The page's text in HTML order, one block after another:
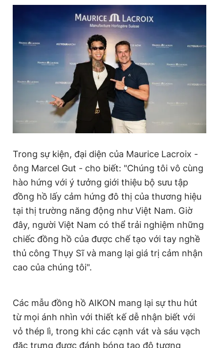
Thông tin tòa soạn Liên hệ quảng cáo
Đọc Thanh Niên trên điện thoại
Theo dõi báo trên
Hotline
0906 645 777
Liên hệ quảng cáo
0908 780 404
Đặt báo Quảng cáo RSS Tòa soạn Chính sách bảo
Tổng biên tập: Nguyễn Ngọc Toàn
Phó tổng biên tập thường trực: Hải Thành
Phó tổng biên tập: Lâm Hiếu Dũng
Phó tổng biên tập: Trần Việt Hưng
Tổng thư ký tòa soạn: Đức Trung
© 2003-2026 Bản quyền thuộc về Báo Thanh Niên. Cấm sao
chép dưới mọi hình thức nếu không có sự chấp thuận bằng văn
bản. Phát triển bởi ePi Technologies, JSC.
Trong sự kiện, đại diện của Maurice Lacroix -
ông Marcel Gut - cho biết: "Chúng tôi vô cùng
hào hứng với ý tưởng giới thiệu bộ sưu tập
đồng hồ lấy cảm hứng đô thị của thương hiệu
tại thị trường năng động như Việt Nam. Giờ
đây, người Việt Nam có thể trải nghiệm những
chiếc đồng hồ của được chế tạo với tay nghề
thủ công Thụy Sĩ và mang lại giá trị cảm nhận
cao của chúng tôi".
Các mẫu đồng hồ AIKON mang lại sự thu hút
từ mọi ánh nhìn với thiết kế dễ nhận biết với
vỏ thép lì, trong khi các cạnh vát và sáu vạch
đặc trưng được đánh bóng tạo độ tương